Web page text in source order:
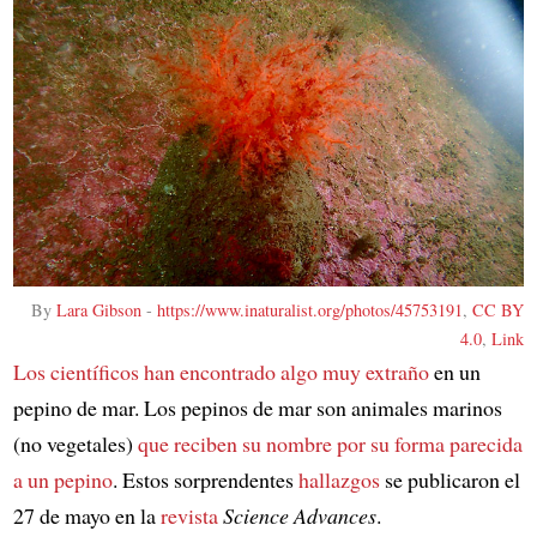
ByLara Gibson -https://www.inaturalist.org/photos/45753191,CC BY
4.0,Link
Los científicos han encontrado algo muy extrañoen un
pepino de mar. Los pepinos de mar son animales marinos
(no vegetales) que reciben su nombre por su forma parecida
a un pepino. Estos sorprendenteshallazgosse publicaron el
27 de mayo en larevistaScience Advances.